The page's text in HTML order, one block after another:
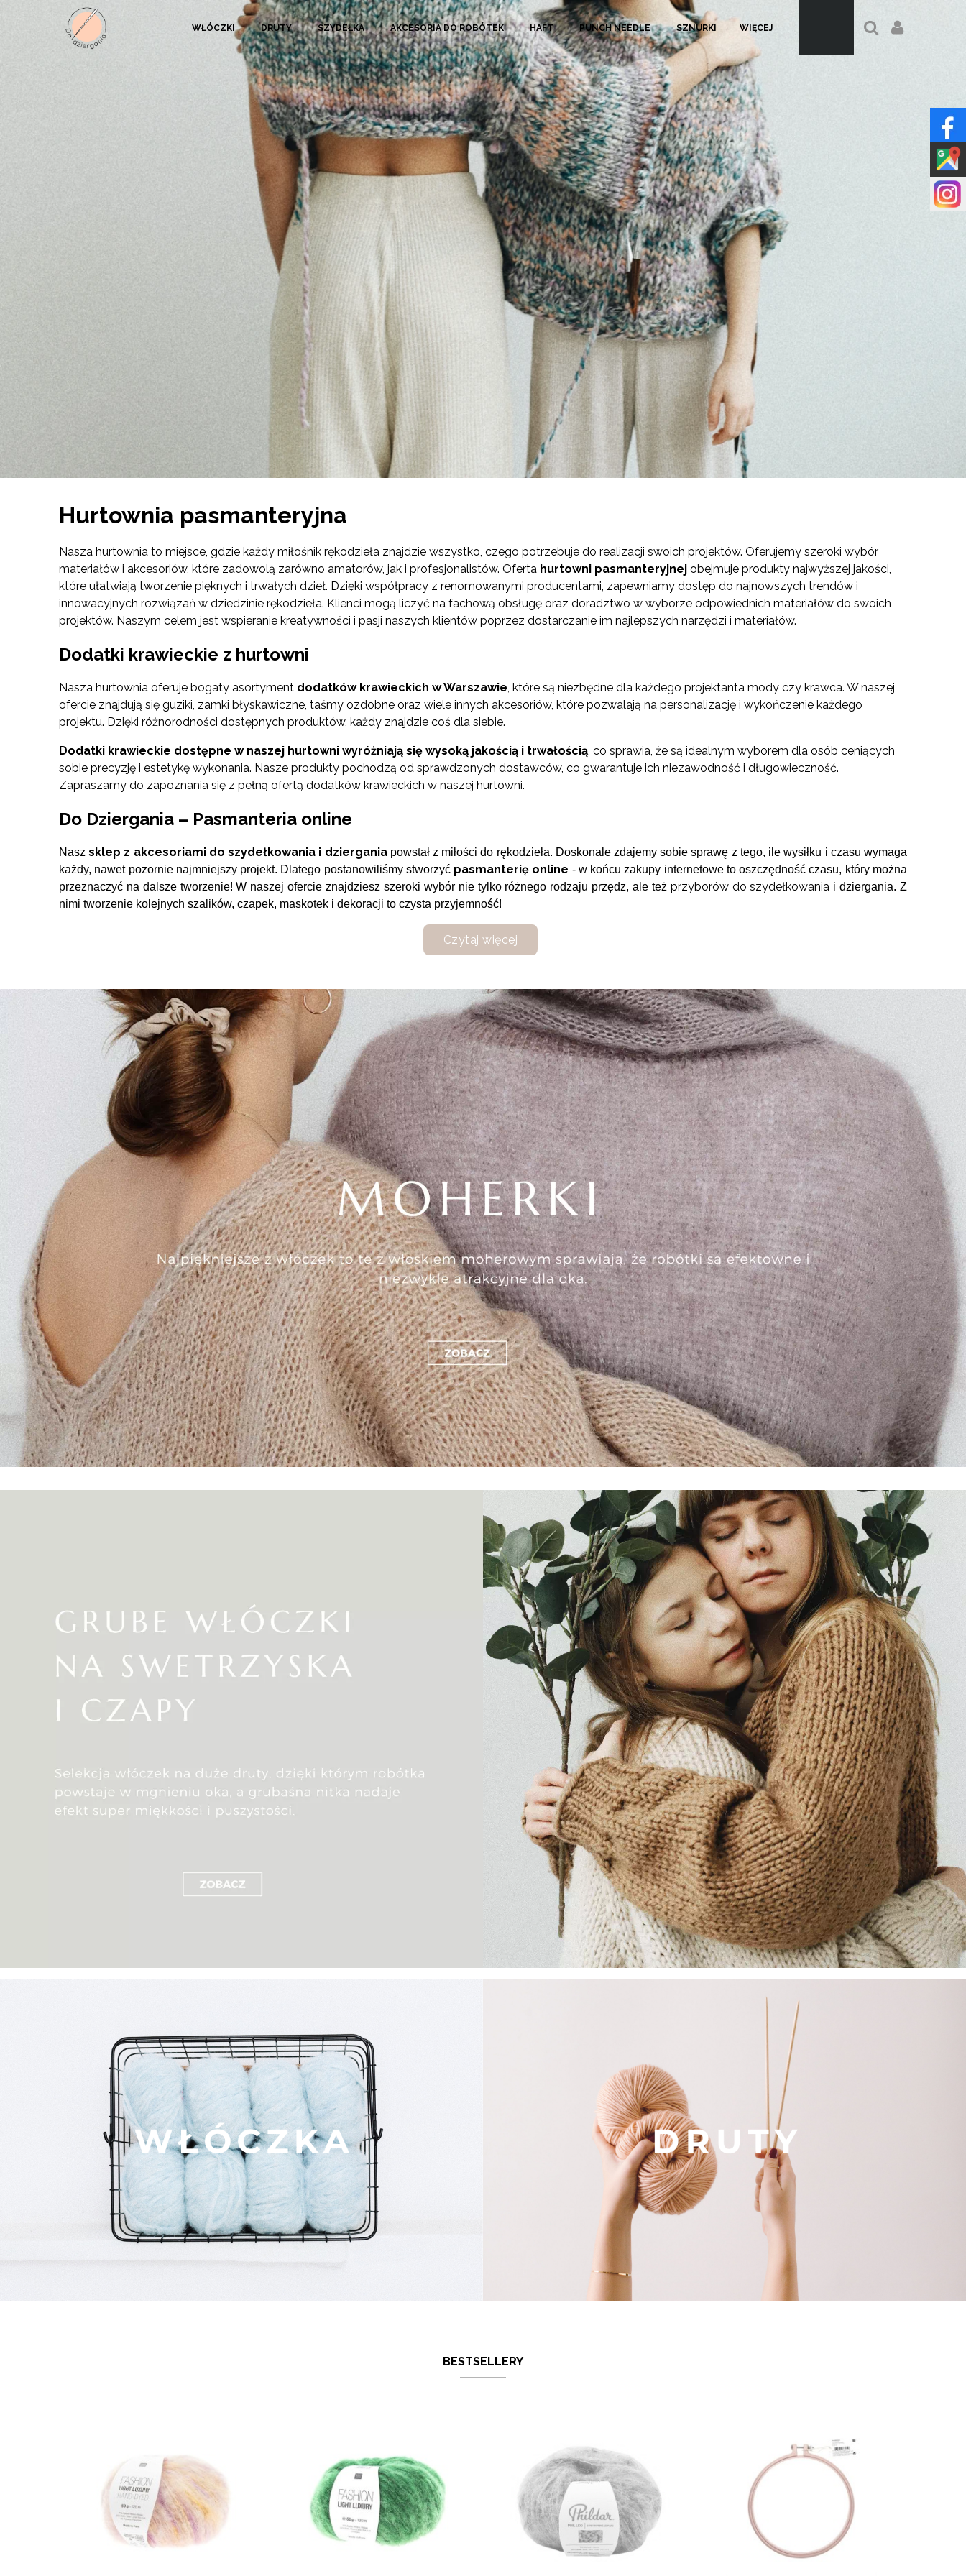
WŁÓCZKI DRUTY SZYDEŁKA AKCESORIA DO ROBÓTEK HAFT PUNCH NEEDLE SZNURKI WIĘCEJ
Hurtownia pasmanteryjna
Nasza hurtownia to miejsce, gdzie każdy miłośnik rękodzieła znajdzie wszystko, czego potrzebuje do realizacji swoich projektów. Oferujemy szeroki wybór
materiałów i akcesoriów, które zadowolą zarówno amatorów, jak i profesjonalistów. Oferta hurtowni pasmanteryjnej obejmuje produkty najwyższej jakości,
które ułatwiają tworzenie pięknych i trwałych dzieł. Dzięki współpracy z renomowanymi producentami, zapewniamy dostęp do najnowszych trendów i
innowacyjnych rozwiązań w dziedzinie rękodzieła. Klienci mogą liczyć na fachową obsługę oraz doradztwo w wyborze odpowiednich materiałów do swoich
projektów. Naszym celem jest wspieranie kreatywności i pasji naszych klientów poprzez dostarczanie im najlepszych narzędzi i materiałów.
Dodatki krawieckie z hurtowni
Nasza hurtownia oferuje bogaty asortyment dodatków krawieckich w Warszawie, które są niezbędne dla każdego projektanta mody czy krawca. W naszej
ofercie znajdują się guziki, zamki błyskawiczne, taśmy ozdobne oraz wiele innych akcesoriów, które pozwalają na personalizację i wykończenie każdego
projektu. Dzięki różnorodności dostępnych produktów, każdy znajdzie coś dla siebie.
Dodatki krawieckie dostępne w naszej hurtowni wyróżniają się wysoką jakością i trwałością, co sprawia, że są idealnym wyborem dla osób ceniących
sobie precyzję i estetykę wykonania. Nasze produkty pochodzą od sprawdzonych dostawców, co gwarantuje ich niezawodność i długowieczność.
Zapraszamy do zapoznania się z pełną ofertą dodatków krawieckich w naszej hurtowni.
Do Dziergania – Pasmanteria online
Naszsklep z akcesoriami do szydełkowania i dzierganiapowstał z miłości do rękodzieła. Doskonale zdajemy sobie sprawę z tego, ile wysiłku i czasu wymaga
każdy, nawet pozornie najmniejszy projekt. Dlatego postanowiliśmy stworzyć pasmanterię online - w końcu zakupy internetowe to oszczędność czasu, który można
przeznaczyć na dalsze tworzenie! W naszej ofercie znajdziesz szeroki wybór nie tylko różnego rodzaju przędz, ale też przyborów do szydełkowania i dziergania. Z
nimi tworzenie kolejnych szalików, czapek, maskotek i dekoracji to czysta przyjemność!
Czytaj więcej
BESTSELLERY